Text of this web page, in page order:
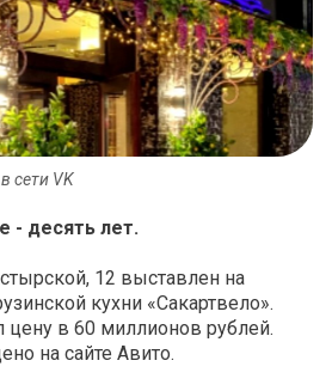
сети VK
- десять лет.
12 выставлен на
кухни «Сакартвело».
цену в 60 миллионов рублей.
на сайте Авито.